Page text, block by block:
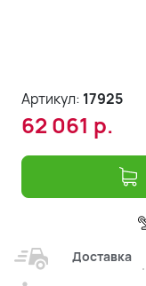
Артикул: 17925
62 061 р.
Доставка